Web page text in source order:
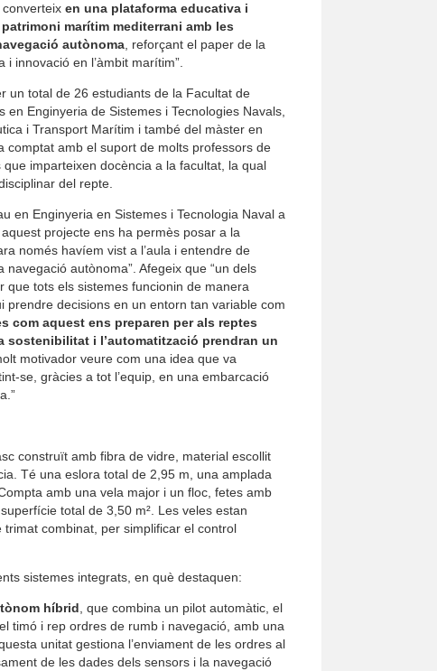
converteix en una plataforma educativa i
marítim mediterrani amb les
autònoma , reforçant el paper de la
innovació en l’àmbit marítim”.
un total de 26 estudiants de la Facultat de
en Enginyeria de Sistemes i Tecnologies Navals,
i Transport Marítim i també del màster en
comptat amb el suport de molts professors de
que imparteixen docència a la facultat, la qual
del repte.
en Enginyeria en Sistemes i Tecnologia Naval a
projecte ens ha permès posar a la
només havíem vist a l’aula i entendre de
autònoma”. Afegeix que “un dels
que tots els sistemes funcionin de manera
prendre decisions en un entorn tan variable com
com aquest ens preparen per als reptes
sostenibilitat i l’automatització prendran un
motivador veure com una idea que va
se, gràcies a tot l’equip, en una embarcació
construït amb fibra de vidre, material escollit
Té una eslora total de 2,95 m, una amplada
amb una vela major i un floc, fetes amb
total de 3,50 m². Les veles estan
combinat, per simplificar el control
sistemes integrats, en què destaquen:
híbrid , que combina un pilot automàtic, el
timó i rep ordres de rumb i navegació, amb una
unitat gestiona l’enviament de les ordres al
de les dades dels sensors i la navegació